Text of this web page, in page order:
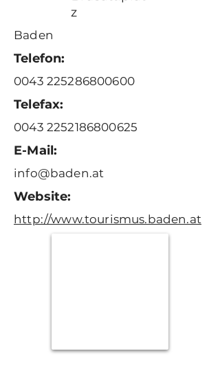
z
Baden
Telefon:
0043 225286800600
Telefax:
0043 2252186800625
E-Mail:
info@baden.at
Website:
http://www.tourismus.baden.at